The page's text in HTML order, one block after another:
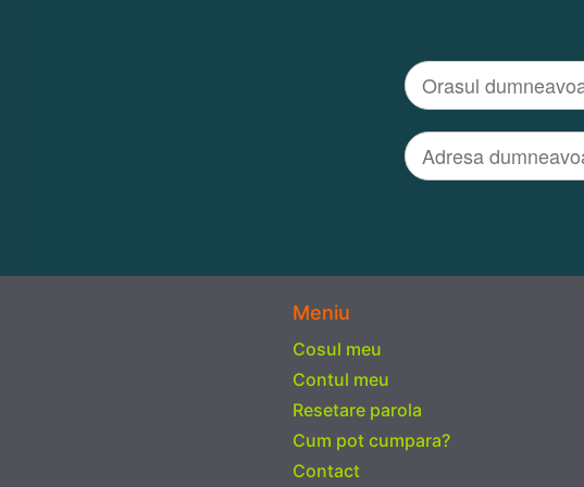
Meniu
Cosul meu
Contul meu
Resetare parola
Cum pot cumpara?
Contact